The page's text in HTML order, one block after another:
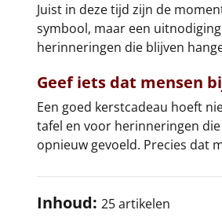
Juist in deze tijd zijn de
symbool, maar een
herinneringen die blijven
Geef iets dat mensen
Een goed kerstcadeau hoeft
tafel en voor herinneringen
opnieuw gevoeld. Precies dat
Inhoud: 25 artikelen